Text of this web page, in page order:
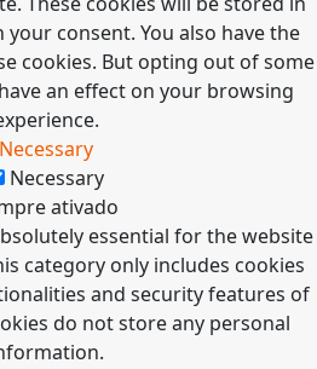
consent. You also have the
cookies. But opting out of some
an effect on your browsing
Necessary
Necessary
ativado
essential for the website
category only includes cookies
and security features of
do not store any personal